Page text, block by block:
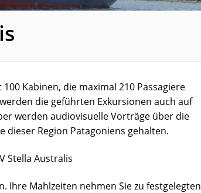
Kabinen, die maximal 210 Passagiere
die geführten Exkursionen auch auf
werden audiovisuelle Vorträge über die
dieser Region Patagoniens gehalten.
Ihre Mahlzeiten nehmen Sie zu festgelegten